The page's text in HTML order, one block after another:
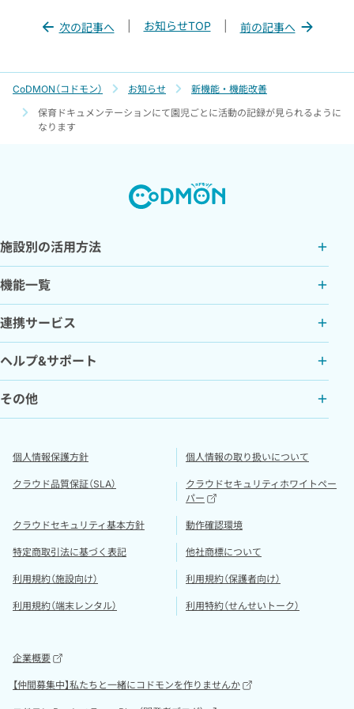
次の記事へ お知らせTOP 前の記事へ
CoDMON（コドモン） お知らせ
新機能・機能改善
保育ドキュメンテーションにて園児ごとに活動の記録が見られるように
なります
施設別の活用方法
機能一覧
連携サービス
ヘルプ&サポート
その他
個人情報保護方針 個人情報の取り扱いについて
クラウド品質保証（SLA）
クラウドセキュリティホワイトペー
パー
クラウドセキュリティ基本方針 動作確認環境
特定商取引法に基づく表記 他社商標について
利用規約（施設向け） 利用規約（保護者向け）
利用規約（端末レンタル） 利用特約（せんせいトーク）
企業概要
【仲間募集中】私たちと一緒にコドモンを作りませんか